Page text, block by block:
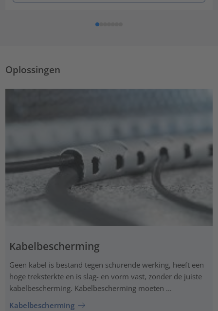
Oplossingen
Kabelbescherming
Geen kabel is bestand tegen schurende werking, heeft een
hoge treksterkte en is slag- en vorm vast, zonder de juiste
kabelbescherming. Kabelbescherming moeten ...
Kabelbescherming